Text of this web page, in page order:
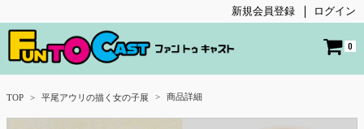
新規会員登録 ログイン
0
TOP 平尾アウリの描く女の子展 商品詳細